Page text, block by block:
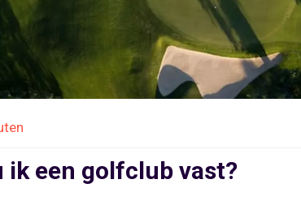
ik een golfclub vast?